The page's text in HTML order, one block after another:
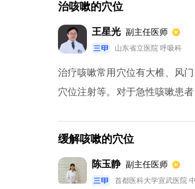
治咳嗽的穴位
王星光 副主任医师
山东省立医院 呼吸科
治疗咳嗽常用穴位有大椎、风
穴位注射等。对于急性咳嗽患
缓解咳嗽的穴位
陈玉静 副主任医师
首都医科大学宣武医院